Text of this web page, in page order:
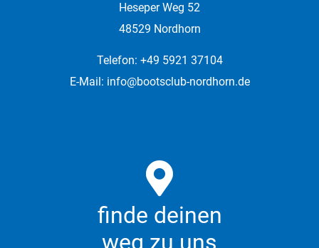
Heseper Weg 52
48529 Nordhorn
Telefon: +49 5921 37104
E-Mail: info@bootsclub-nordhorn.de
finde deinen
weg zu uns